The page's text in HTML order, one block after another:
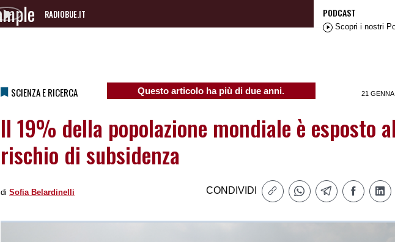
RADIOBUE.IT
Audio
PODCAST
Scopri i nostri
SCIENZA E RICERCA Questo articolo ha più di due anni. 21
Il 19% della popolazione mondiale è esposto al
rischio di subsidenza
di Sofia Belardinelli CONDIVIDI